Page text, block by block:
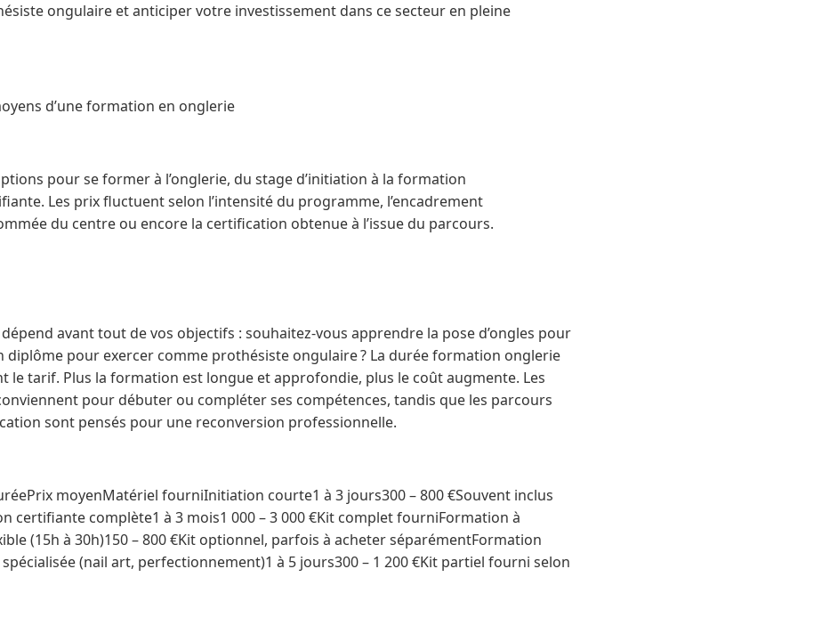
ongulaire et anticiper votre investissement dans ce secteur en pleine
d’une formation en onglerie
pour se former à l’onglerie, du stage d’initiation à la formation
Les prix fluctuent selon l’intensité du programme, l’encadrement
du centre ou encore la certification obtenue à l’issue du parcours.
avant tout de vos objectifs : souhaitez-vous apprendre la pose d’ongles pour
diplôme pour exercer comme prothésiste ongulaire ? La durée formation onglerie
le tarif. Plus la formation est longue et approfondie, plus le coût augmente. Les
pour débuter ou compléter ses compétences, tandis que les parcours
sont pensés pour une reconversion professionnelle.
moyenMatériel fourniInitiation courte1 à 3 jours300 – 800 €Souvent inclus
certifiante complète1 à 3 mois1 000 – 3 000 €Kit complet fourniFormation à
(15h à 30h)150 – 800 €Kit optionnel, parfois à acheter séparémentFormation
(nail art, perfectionnement)1 à 5 jours300 – 1 200 €Kit partiel fourni selon